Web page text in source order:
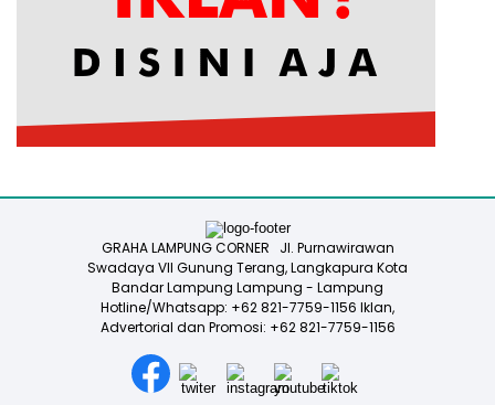
GRAHA LAMPUNG CORNER Jl. Purnawirawan
Swadaya VII Gunung Terang, Langkapura Kota
Bandar Lampung Lampung - Lampung
Hotline/Whatsapp: +62 821-7759-1156 Iklan,
Advertorial dan Promosi: +62 821-7759-1156